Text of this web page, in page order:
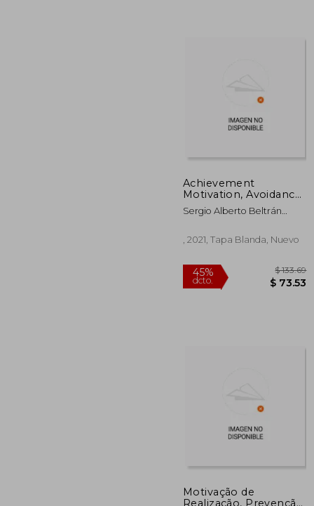
45%
dcto. $
Achievement
Motivation, Avoidance
of Failure (en Inglés)
Sergio Alberto Beltrán
Aguirre Cuevas;Flavio
Valencia Castillo
, 2021, Tapa Blanda, Nuevo
Motivação de
Realização, Prevenção